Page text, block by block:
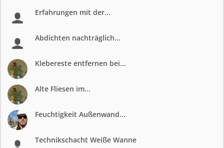
Erfahrungen mit der...
Abdichten nachträglich...
Klebereste entfernen bei...
Alte Fliesen im...
Feuchtigkeit Außenwand...
Technikschacht Weiße Wanne